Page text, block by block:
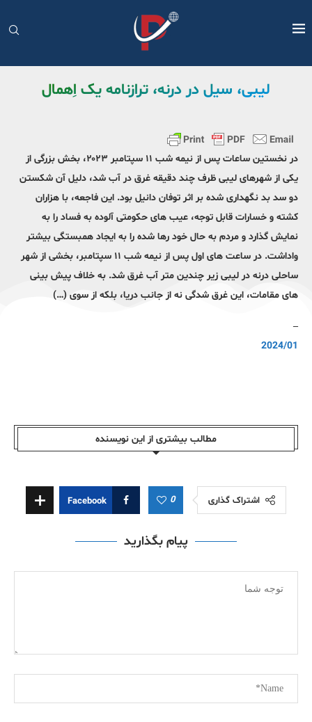
لیبی، سیل در درنه، ترازنامه یک اِهمال
در نخستین ساعات پس از نیمه شب ۱۱ سپتامبر ۲۰۲۳، بخش بزرگی از
یکی از شهرهای لیبی ظرف چند دقیقه غرق در آب شد، دلیل آن شکستن
دو سد بد نگهداری شده بر اثر توفان دانیل بود. این فاجعه، با هزاران
کشته و خسارات قابل توجه، عیب های حکومتی آلوده به فساد را به
نمایش گذارد و مردم به حال خود رها شده را به ایجاد همبستگی بیشتر
واداشت. در ساعت های اول پس از نیمه شب ۱۱ سپتامبر، بخشی از شهر
ساحلی درنه در لیبی زیر چندین متر آب غرق شد. به خلاف پیش بینی
های مقامات، این غرق شدگی نه از جانب دریا، بلکه از سوی (…)
–
2024/01
مطالب بیشتری از این نویسندە
اشتراک گذاری 0
Facebook
پیام بگذارید